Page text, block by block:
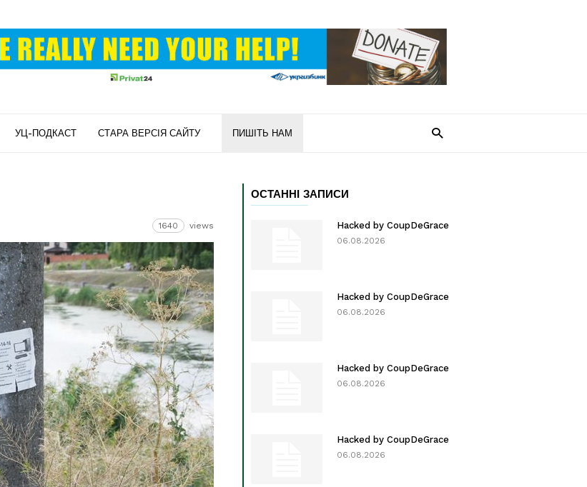
УЦ-ПОДКАСТ СТАРА ВЕРСІЯ САЙТУ ПИШІТЬ НАМ
1640 views
ОСТАННІ ЗАПИСИ
Hacked by CoupDeGrace
06.08.2026
Hacked by CoupDeGrace
06.08.2026
Hacked by CoupDeGrace
06.08.2026
Hacked by CoupDeGrace
06.08.2026